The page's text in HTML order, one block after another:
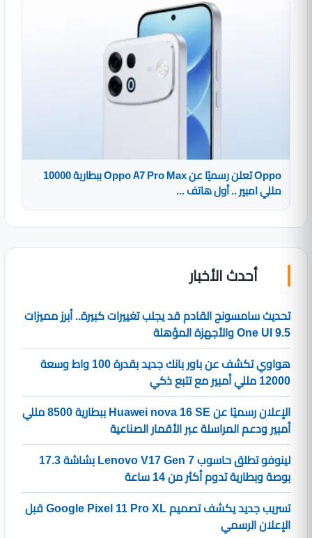
Oppo تعلن رسميًا عن Oppo A7 Pro Max ببطارية 10000
مللي امبير .. أول هاتف ...
أحدث الأخبار
تحديث سامسونج القادم قد يجلب تغييرات كبيرة.. أبرز مميزات
One UI 9.5 والأجهزة المؤهلة
هواوي تكشف عن باور بانك جديد بقدرة 100 واط وسعة
12000 مللي أمبير مع تتبع ذكي
الإعلان رسميًا عن Huawei nova 16 SE ببطارية 8500 مللي
أمبير ودعم المراسلة عبر الأقمار الصناعية
لينوفو تطلق حاسوب Lenovo V17 Gen 7 بشاشة 17.3
بوصة وبطارية تدوم أكثر من 14 ساعة
تسريب جديد يكشف تصميم Google Pixel 11 Pro XL قبل
الإعلان الرسمي